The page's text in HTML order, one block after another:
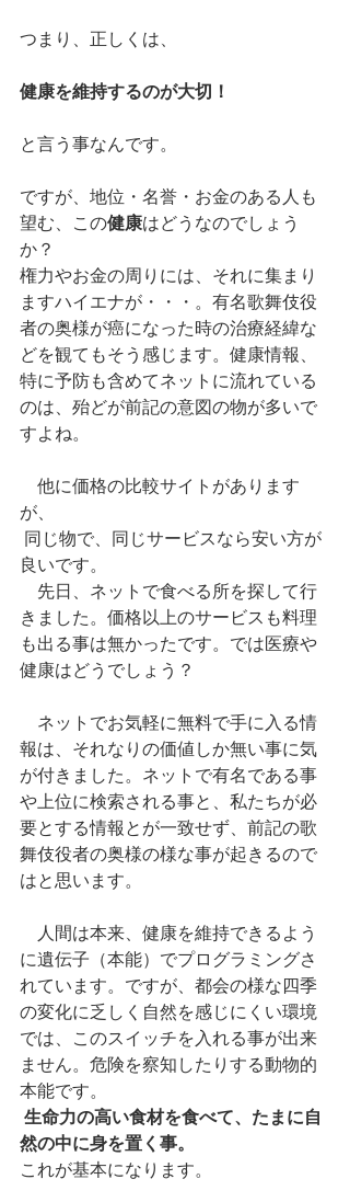
つまり、正しくは、
健康を維持するのが大切！
と言う事なんです。
ですが、地位・名誉・お金のある人も
望む、この健康はどうなのでしょう
か？
権力やお金の周りには、それに集まり
ますハイエナが・・・。有名歌舞伎役
者の奥様が癌になった時の治療経緯な
どを観てもそう感じます。健康情報、
特に予防も含めてネットに流れている
のは、殆どが前記の意図の物が多いで
すよね。
他に価格の比較サイトがあります
が、
良いです。
先日、ネットで食べる所を探して行
きました。価格以上のサービスも料理
も出る事は無かったです。では医療や
健康はどうでしょう？
ネットでお気軽に無料で手に入る情
報は、それなりの価値しか無い事に気
が付きました。ネットで有名である事
や上位に検索される事と、私たちが必
要とする情報とが一致せず、前記の歌
舞伎役者の奥様の様な事が起きるので
はと思います。
人間は本来、健康を維持できるよう
に遺伝子（本能）でプログラミングさ
れています。ですが、都会の様な四季
の変化に乏しく自然を感じにくい環境
では、このスイッチを入れる事が出来
ません。危険を察知したりする動物的
本能です。
生命力の高い食材を食べて、たまに自
然の中に身を置く事。
これが基本になります。